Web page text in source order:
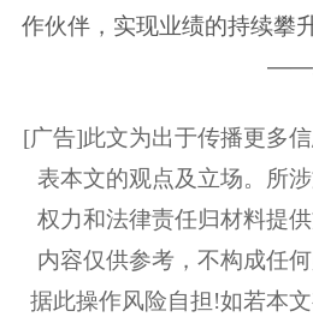
作伙伴，实现业绩的持续攀升
——
[广告]此文为出于传播更多
表本文的观点及立场。所
权力和法律责任归材料提
内容仅供参考，不构成任
据此操作风险自担!如若本